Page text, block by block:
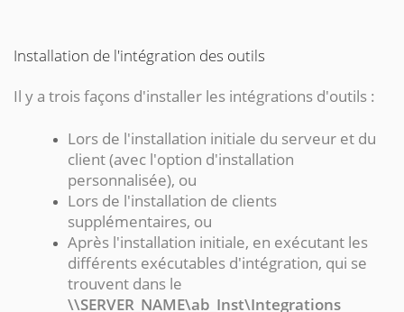
Installation de l'intégration des outils
Il y a trois façons d'installer les intégrations d'outils :
Lors de l'installation initiale du serveur et du
client (avec l'option d'installation
personnalisée), ou
Lors de l'installation de clients
supplémentaires, ou
Après l'installation initiale, en exécutant les
différents exécutables d'intégration, qui se
trouvent dans le
\\SERVER_NAME\ab_Inst\Integrations